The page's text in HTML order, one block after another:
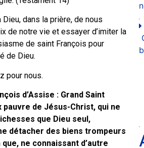
Dieu, dans la prière, de nous
de notre vie et essayer d’imiter la
de saint François pour
de Dieu.
pour nous.
d’Assise : Grand Saint
pauvre de Jésus-Christ, qui ne
que Dieu seul,
détacher des biens trompeurs
ne connaissant d’autre